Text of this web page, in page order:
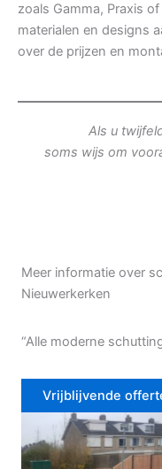
zoals Gamma, Praxis
materialen en designs
over de prijzen en
Als u
soms wijs om
Meer informatie over
Nieuwerkerken
“Alle moderne
Vrijblijvende
Douglas schutting